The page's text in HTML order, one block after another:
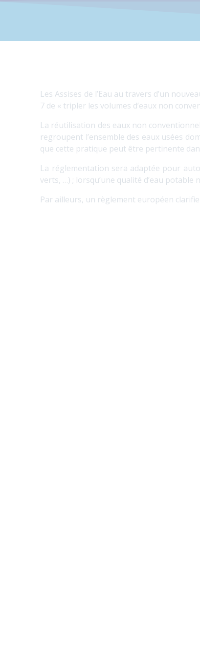
Les Assises de l’Eau au travers d’un
7 de « tripler les volumes d’eaux non
La réutilisation des eaux non
regroupent l’ensemble des eaux usées
que cette pratique peut être pertinente
La réglementation sera adaptée pour
verts, …) ; lorsqu’une qualité d’eau
Par ailleurs, un règlement européen